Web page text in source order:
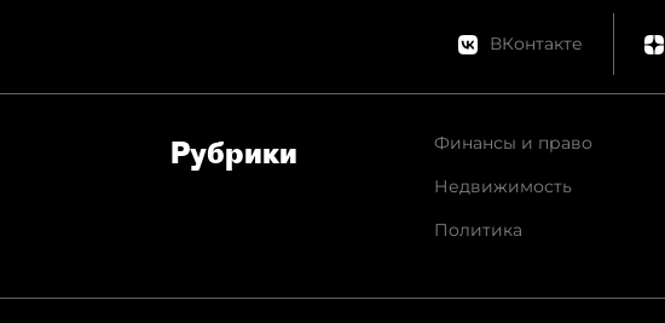
ВКонтакте
Рубрики
Финансы и право
Недвижимость
Политика